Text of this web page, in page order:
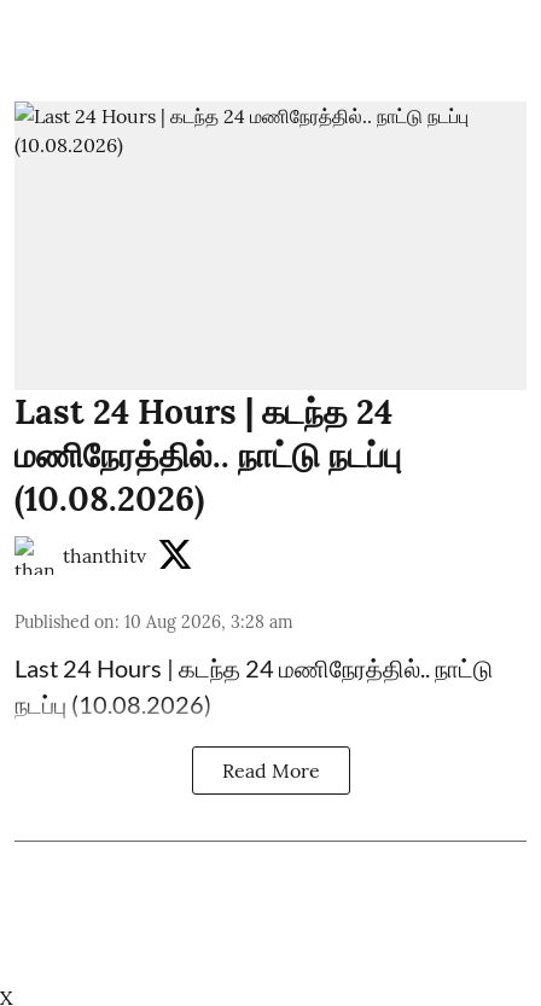
Last 24 Hours | கடந்த 24
மணிநேரத்தில்.. நாட்டு நடப்பு
(10.08.2026)
thanthitv
Published on: 10 Aug 2026, 3:28 am
Last 24 Hours | கடந்த 24 மணிநேரத்தில்.. நாட்டு
நடப்பு (10.08.2026)
Read More
X